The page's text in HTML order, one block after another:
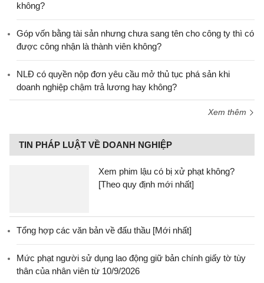
không?
Góp vốn bằng tài sản nhưng chưa sang tên cho công ty thì có
được công nhận là thành viên không?
NLĐ có quyền nộp đơn yêu cầu mở thủ tục phá sản khi
doanh nghiệp chậm trả lương hay không?
Xem thêm
TIN PHÁP LUẬT VỀ DOANH NGHIỆP
Xem phim lậu có bị xử phạt không?
[Theo quy định mới nhất]
Tổng hợp các văn bản về đấu thầu [Mới nhất]
Mức phạt người sử dụng lao động giữ bản chính giấy tờ tùy
thân của nhân viên từ 10/9/2026